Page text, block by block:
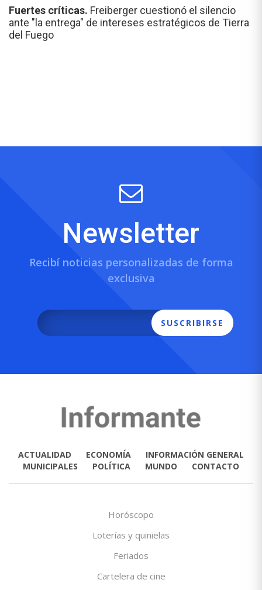
Fuertes críticas. Freiberger cuestionó el silencio
ante "la entrega" de intereses estratégicos de Tierra
del Fuego
Newsletter
Recibí noticias personalizadas de forma
exclusiva
SUSCRIBIRSE
ACTUALIDAD ECONOMÍA
INFORMACIÓN GENERAL
MUNICIPALES
POLÍTICA MUNDO CONTACTO
Horóscopo
Loterías y quinielas
Feriados
Cartelera de cine